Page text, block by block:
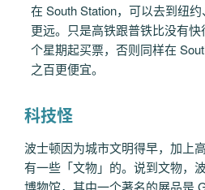
在 South Station，可以去到纽
更远。只是高铁跟普铁比没有
个星期起买票，否则同样在
之百更便宜。
科技怪
波士顿因为城市文明得早，加上
有一些「文物」的。说到文物，
博物馆，其中一个著名的展品是